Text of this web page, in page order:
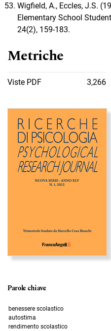
Wigfield, A., Eccles, J.S.
Elementary School
24(2), 159-183.
Metriche
Viste PDF 3,266
Immagine di copertina
Parole chiave
benessere scolastico
autostima
rendimento scolastico